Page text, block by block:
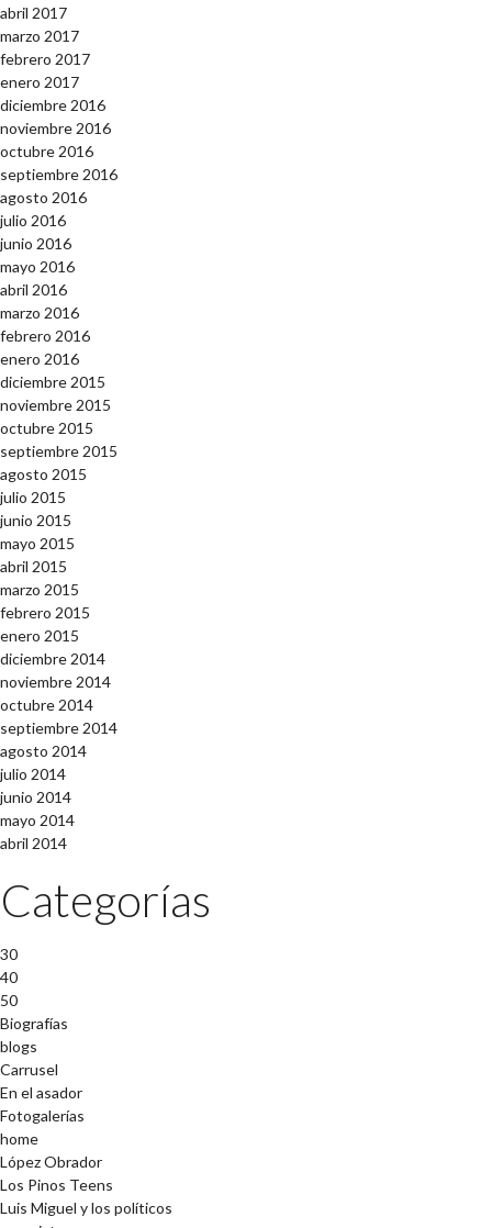
abril 2017
marzo 2017
febrero 2017
enero 2017
diciembre 2016
noviembre 2016
octubre 2016
septiembre 2016
agosto 2016
julio 2016
junio 2016
mayo 2016
abril 2016
marzo 2016
febrero 2016
enero 2016
diciembre 2015
noviembre 2015
octubre 2015
septiembre 2015
agosto 2015
julio 2015
junio 2015
mayo 2015
abril 2015
marzo 2015
febrero 2015
enero 2015
diciembre 2014
noviembre 2014
octubre 2014
septiembre 2014
agosto 2014
julio 2014
junio 2014
mayo 2014
abril 2014
Categorías
30
40
50
Biografías
blogs
Carrusel
En el asador
Fotogalerías
home
López Obrador
Los Pinos Teens
Luis Miguel y los políticos